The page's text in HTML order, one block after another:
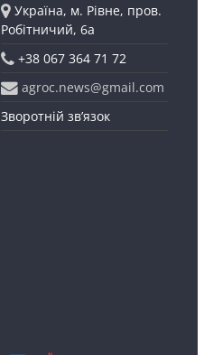
Україна, м. Рівне, пров.
Робітничий, 6а
+38 067 364 71 72
agroc.news@gmail.com
Зворотній зв’язок